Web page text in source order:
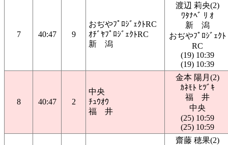
7 40:47 9
おぢやﾌﾟﾛｼﾞｪｸﾄRC
ｵﾁﾞﾔﾌﾟﾛｼﾞｪｸﾄRC
新 潟
渡辺 莉央(2)
ﾜﾀﾅﾍﾞ ﾘ ｵ
新 潟
おぢやﾌﾟﾛｼﾞｪｸﾄ
RC
(19) 10:39
(19) 10:39
8 40:47 2
中央
ﾁｭｳｵｳ
福 井
金本 陽月(2)
ｶﾈﾓﾄ ﾋﾂﾞｷ
福 井
中央
(25) 10:59
(25) 10:59
齋藤 穂果(2)